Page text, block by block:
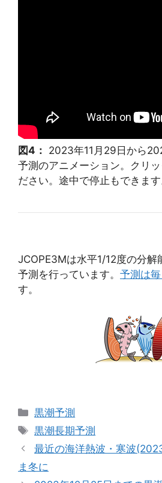
図4： 2023年11月29日から
予測のアニメーション。クリ
ださい。途中で停止もできます
JCOPE3Mは水平1/12度の分解
予測を行っています。 予測は
す。
カ
テ
リ
ー
黒潮予測
タ
グ
黒潮長期予測
最近の海洋熱波・寒波
ま冬に